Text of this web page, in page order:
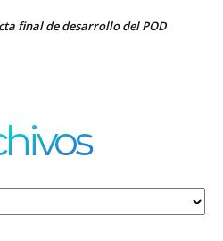
final de desarrollo del POD